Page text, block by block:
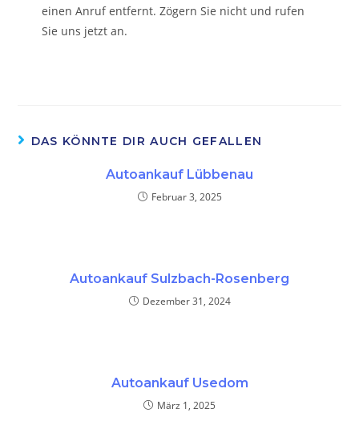
einen Anruf entfernt. Zögern Sie nicht und rufen
Sie uns jetzt an.
DAS KÖNNTE DIR AUCH GEFALLEN
Autoankauf Lübbenau
Februar 3, 2025
Autoankauf Sulzbach-Rosenberg
Dezember 31, 2024
Autoankauf Usedom
März 1, 2025